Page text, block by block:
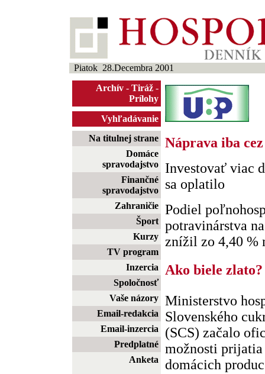
Piatok 28.Decembra 2001
Archív - Tiráž -
Prílohy
Vyhľadávanie
Na titulnej strane
Domáce
spravodajstvo
Finančné
spravodajstvo
Zahraničie
Šport
Kurzy
TV program
Inzercia
Spoločnosť
Vaše názory
Email-redakcia
Email-inzercia
Predplatné
Anketa
Náprava iba
Investovať viac
sa oplatilo
Podiel
potravinárstva
znížil zo 4,40 %
Ako biele zlato?
Ministerstvo
Slovenského
(SCS) začalo
možnosti prijatia
domácich